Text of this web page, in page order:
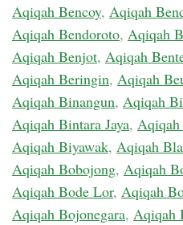
Aqiqah Bencoy, Aqiqah
Aqiqah Bendoroto, Aqiqah
Aqiqah Benjot, Aqiqah
Aqiqah Beringin, Aqiqah
Aqiqah Binangun, Aqiqah
Aqiqah Bintara Jaya,
Aqiqah Biyawak, Aqiqah
Aqiqah Bobojong, Aqiqah
Aqiqah Bode Lor, Aqiqah
Aqiqah Bojonegara, Aqiqah